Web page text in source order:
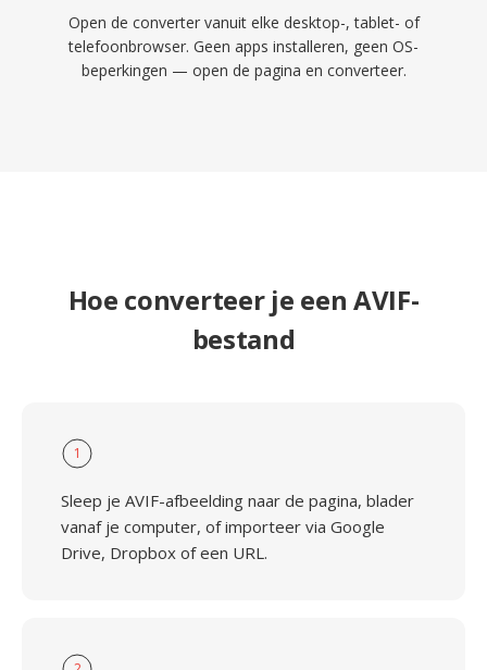
Open de converter vanuit elke desktop-, tablet- of
telefoonbrowser. Geen apps installeren, geen OS-
beperkingen — open de pagina en converteer.
Hoe converteer je een AVIF-
bestand
1
Sleep je AVIF-afbeelding naar de pagina, blader
vanaf je computer, of importeer via Google
Drive, Dropbox of een URL.